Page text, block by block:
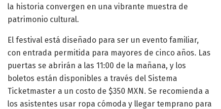
la historia convergen en una vibrante muestra de
patrimonio cultural.
El festival está diseñado para ser un evento familiar,
con entrada permitida para mayores de cinco años. Las
puertas se abrirán a las 11:00 de la mañana, y los
boletos están disponibles a través del Sistema
Ticketmaster a un costo de $350 MXN. Se recomienda a
los asistentes usar ropa cómoda y llegar temprano para